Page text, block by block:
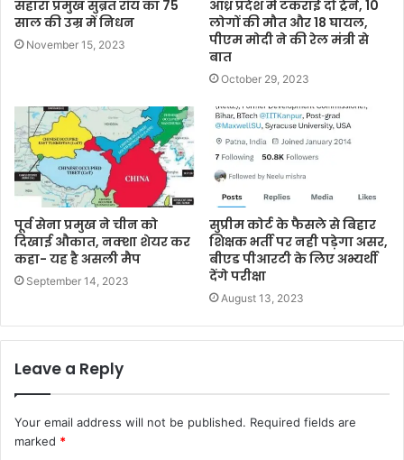
सहारा प्रमुख सुब्रत रॉय का 75
साल की उम्र में निधन
November 15, 2023
आंध्र प्रदेश में टकराईं दो ट्रेनें, 10
लोगों की मौत और 18 घायल,
पीएम मोदी ने की रेल मंत्री से
बात
October 29, 2023
पूर्व सेना प्रमुख ने चीन को
द‍िखाई औकात, नक्‍शा शेयर कर
कहा- यह है असली मैप
September 14, 2023
सुप्रीम कोर्ट के फैसले से बिहार
शिक्षक भर्ती पर नही पड़ेगा असर,
बीएड पीआरटी के लिए अभ्यर्थी
देंगे परीक्षा
August 13, 2023
Leave a Reply
Your email address will not be published. Required fields are
marked *